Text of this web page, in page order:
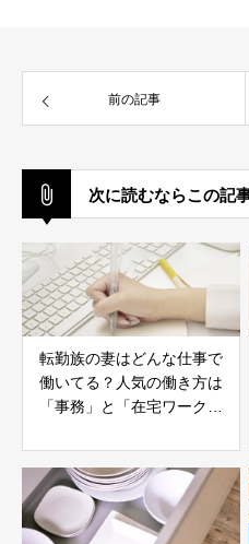
前の記事
次に読むならこの記
転勤族の妻はどんな仕事で
働いてる？人気の働き方は
「事務」と「在宅ワーク」
め。